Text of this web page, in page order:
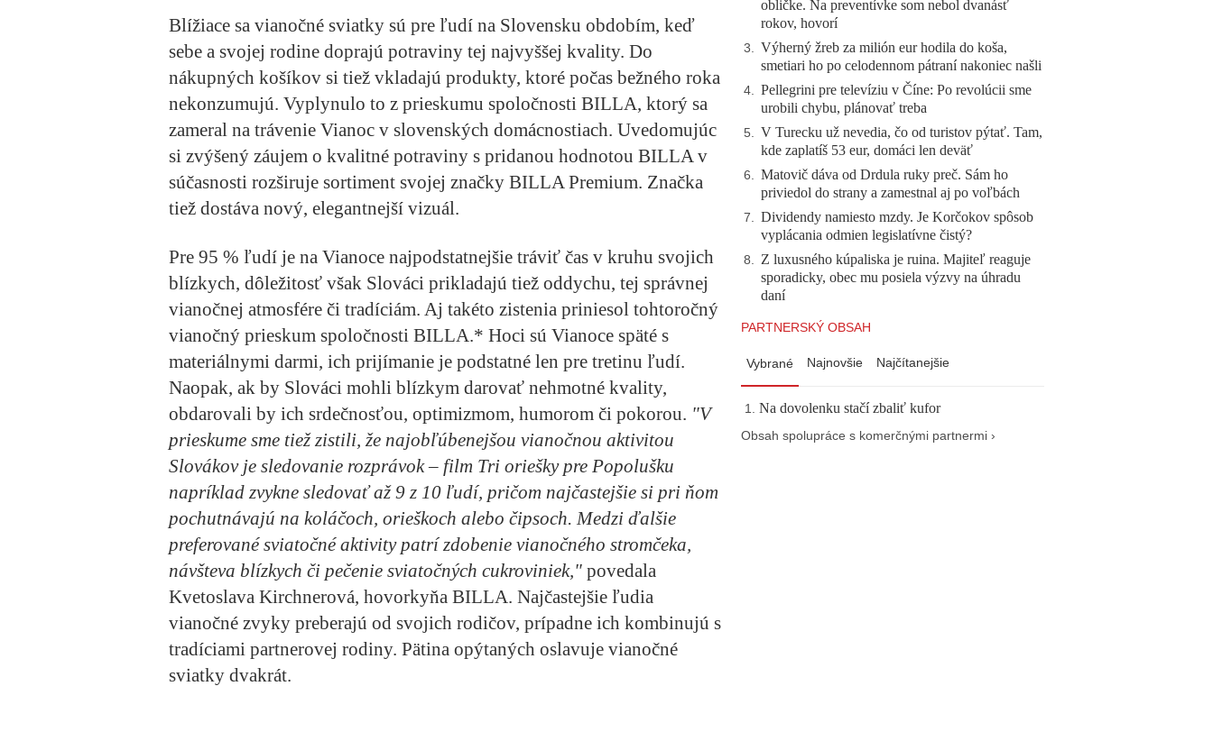
Blížiace sa vianočné sviatky sú pre ľudí na Slovensku obdobím, keď
sebe a svojej rodine doprajú potraviny tej najvyššej kvality. Do
nákupných košíkov si tiež vkladajú produkty, ktoré počas bežného roka
nekonzumujú. Vyplynulo to z prieskumu spoločnosti BILLA, ktorý sa
zameral na trávenie Vianoc v slovenských domácnostiach. Uvedomujúc
si zvýšený záujem o kvalitné potraviny s pridanou hodnotou BILLA v
súčasnosti rozširuje sortiment svojej značky BILLA Premium. Značka
tiež dostáva nový, elegantnejší vizuál.
Pre 95 % ľudí je na Vianoce najpodstatnejšie tráviť čas v kruhu svojich
blízkych, dôležitosť však Slováci prikladajú tiež oddychu, tej správnej
vianočnej atmosfére či tradíciám. Aj takéto zistenia priniesol tohtoročný
vianočný prieskum spoločnosti BILLA.* Hoci sú Vianoce späté s
materiálnymi darmi, ich prijímanie je podstatné len pre tretinu ľudí.
Naopak, ak by Slováci mohli blízkym darovať nehmotné kvality,
obdarovali by ich srdečnosťou, optimizmom, humorom či pokorou. "V
prieskume sme tiež zistili, že najobľúbenejšou vianočnou aktivitou
Slovákov je sledovanie rozprávok – film Tri oriešky pre Popolušku
napríklad zvykne sledovať až 9 z 10 ľudí, pričom najčastejšie si pri ňom
pochutnávajú na koláčoch, orieškoch alebo čipsoch. Medzi ďalšie
preferované sviatočné aktivity patrí zdobenie vianočného stromčeka,
návšteva blízkych či pečenie sviatočných cukroviniek," povedala
Kvetoslava Kirchnerová, hovorkyňa BILLA. Najčastejšie ľudia
vianočné zvyky preberajú od svojich rodičov, prípadne ich kombinujú s
tradíciami partnerovej rodiny. Pätina opýtaných oslavuje vianočné
sviatky dvakrát.
obličke. Na preventívke som nebol dvanásť
rokov, hovorí
3. Výherný žreb za milión eur hodila do koša,
smetiari ho po celodennom pátraní nakoniec našli
4. Pellegrini pre televíziu v Číne: Po revolúcii sme
urobili chybu, plánovať treba
5. V Turecku už nevedia, čo od turistov pýtať. Tam,
kde zaplatíš 53 eur, domáci len deväť
6. Matovič dáva od Drdula ruky preč. Sám ho
priviedol do strany a zamestnal aj po voľbách
7. Dividendy namiesto mzdy. Je Korčokov spôsob
vyplácania odmien legislatívne čistý?
8. Z luxusného kúpaliska je ruina. Majiteľ reaguje
sporadicky, obec mu posiela výzvy na úhradu
daní
PARTNERSKÝ OBSAH
Vybrané Najnovšie Najčítanejšie
Na dovolenku stačí zbaliť kufor
Obsah spolupráce s komerčnými partnermi ›